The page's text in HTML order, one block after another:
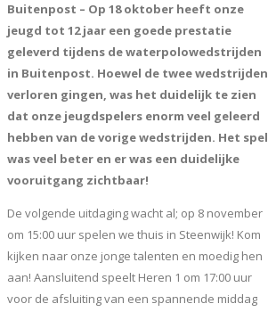
Buitenpost – Op 18 oktober heeft onze
jeugd tot 12 jaar een goede prestatie
geleverd tijdens de waterpolowedstrijden
in Buitenpost. Hoewel de twee wedstrijden
verloren gingen, was het duidelijk te zien
dat onze jeugdspelers enorm veel geleerd
hebben van de vorige wedstrijden. Het spel
was veel beter en er was een duidelijke
vooruitgang zichtbaar!
De volgende uitdaging wacht al; op 8 november
om 15:00 uur spelen we thuis in Steenwijk! Kom
kijken naar onze jonge talenten en moedig hen
aan! Aansluitend speelt Heren 1 om 17:00 uur
voor de afsluiting van een spannende middag